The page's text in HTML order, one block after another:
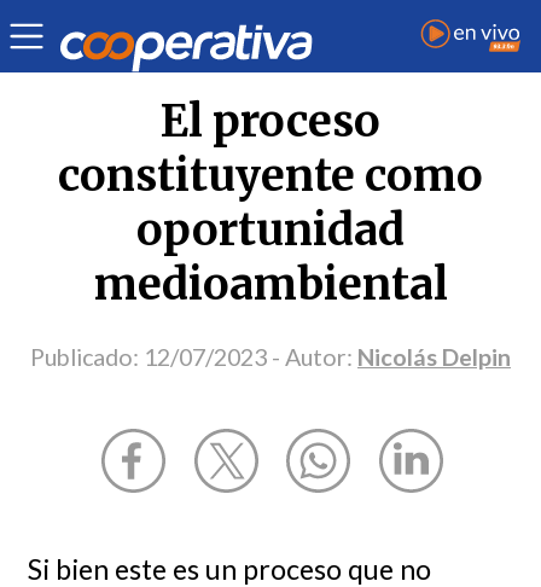
Opinión | Nicolás Delpin
El proceso
constituyente como
oportunidad
medioambiental
Publicado: 12/07/2023 - Autor: Nicolás Delpin
Si bien este es un proceso que no